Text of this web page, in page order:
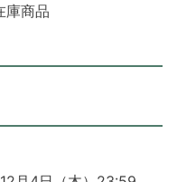
庫商品